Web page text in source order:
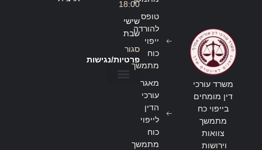
משרד עורכי
דין מומחים
בייפוי כח
מתמשך
צוואות
וירושות
טופס
להורדה
ייפוי
כוח
מתמשך
מאגר
עורכי
הדין
לייפוי
כוח
מתמשך
18:00
שישי
שבת
סגור
פרטיות/נגישות